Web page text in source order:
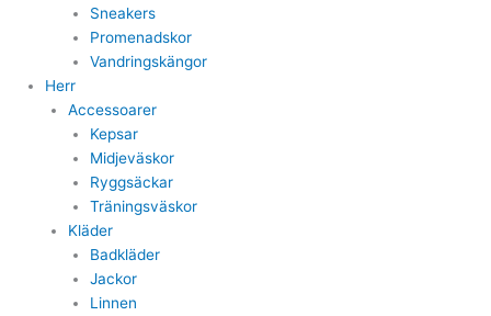
Sneakers
Promenadskor
Vandringskängor
Herr
Accessoarer
Kepsar
Midjeväskor
Ryggsäckar
Träningsväskor
Kläder
Badkläder
Jackor
Linnen